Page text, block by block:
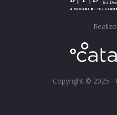
Copyright © 2025 -